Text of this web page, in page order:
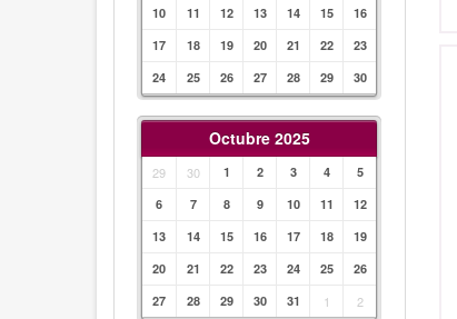
10
11 12 13 14 15
16
17
18 19 20 21 22
23
24
25 26 27 28 29 30
Octubre 2025
29 30 1 2 3 4
5
6
7 8 9 10 11
12
13
14 15 16 17 18
19
20
21 22 23 24 25
26
27
28 29 30 31 1 2